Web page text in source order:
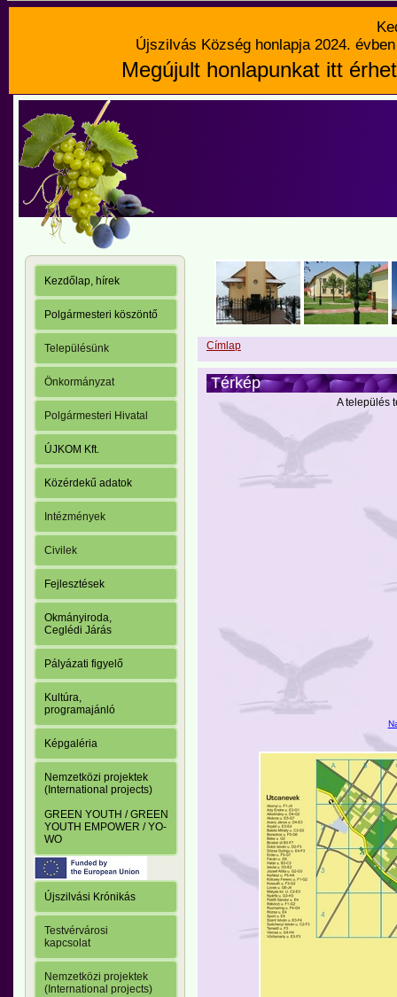
Újszilvás Község honlapja 2024.
Megújult honlapunkat itt
Kezdőlap, hírek
Polgármesteri köszöntő
Településünk
Önkormányzat
Polgármesteri Hivatal
ÚJKOM Kft.
Közérdekű adatok
Intézmények
Civilek
Fejlesztések
Okmányiroda,
Ceglédi Járás
Pályázati figyelő
Kultúra,
programajánló
Képgaléria
Nemzetközi projektek
(International projects)
GREEN YOUTH / GREEN
YOUTH EMPOWER / YO-
WO
Újszilvási Krónikás
Testvérvárosi
kapcsolat
Nemzetközi projektek
(International projects)
Címlap
Térkép
A település